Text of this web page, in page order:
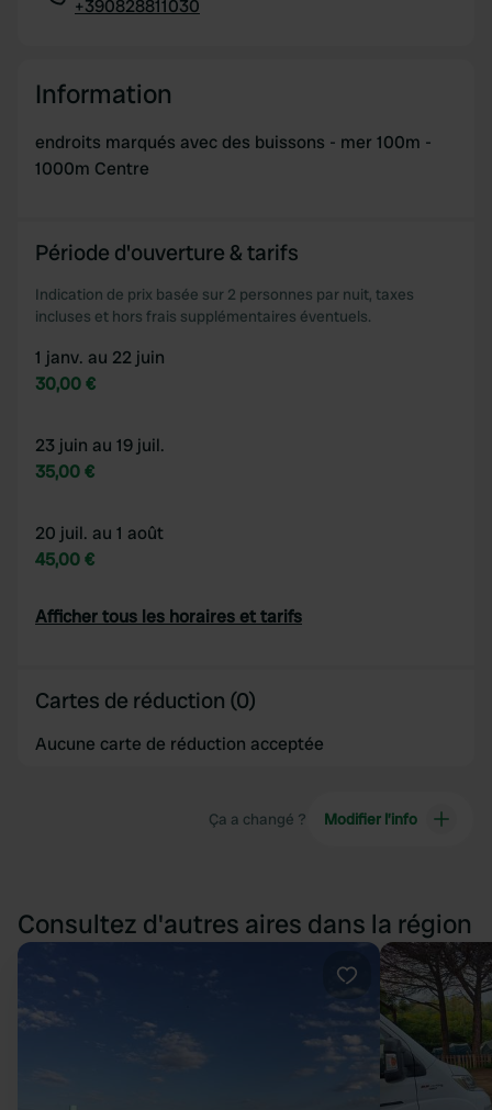
+390828811030
Information
endroits marqués avec des buissons - mer 100m -
1000m Centre
Période d'ouverture & tarifs
Indication de prix basée sur 2 personnes par nuit, taxes
incluses et hors frais supplémentaires éventuels.
1 janv. au 22 juin
30,00 €
23 juin au 19 juil.
35,00 €
20 juil. au 1 août
45,00 €
Afficher tous les horaires et tarifs
Cartes de réduction (0)
Aucune carte de réduction acceptée
Ça a changé ? Modifier l’info
Consultez d'autres aires dans la région
Préféré